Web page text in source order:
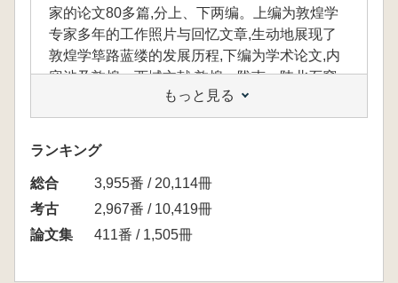
家的论文80多篇,分上、下两编。上编为敦煌学
专家多年的工作照片与回忆文章,生动地展现了
敦煌学筚路蓝缕的发展历程,下编为学术论文,内
容涉及敦煌、西域文献,敦煌、陇南、陕北石窟,
敦煌学史,丝路文化交流,文献学等诸多领域。最
后为附录,收录了百年来敦煌学的论著目录,展现
了百年敦煌学丰富的研究成果,体现了坚守莫高
窟的老—代敦煌学人艰苦卓越的奋斗精神。
本書は、敦煌学の第一線で活躍する研究者
もっと見る
ランキング
総合
3,955番 / 20,114冊
考古
2,967番 / 10,419冊
論文集
411番 / 1,505冊